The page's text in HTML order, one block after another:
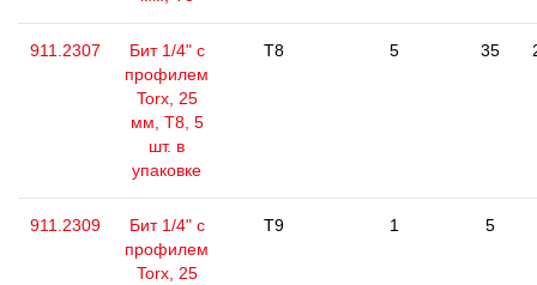
911.2307
Бит 1/4" с
профилем
Torx, 25
мм, Т8, 5
шт. в
упаковке
T8 5 35
911.2309
Бит 1/4" с
профилем
Torx, 25
T9 1 5